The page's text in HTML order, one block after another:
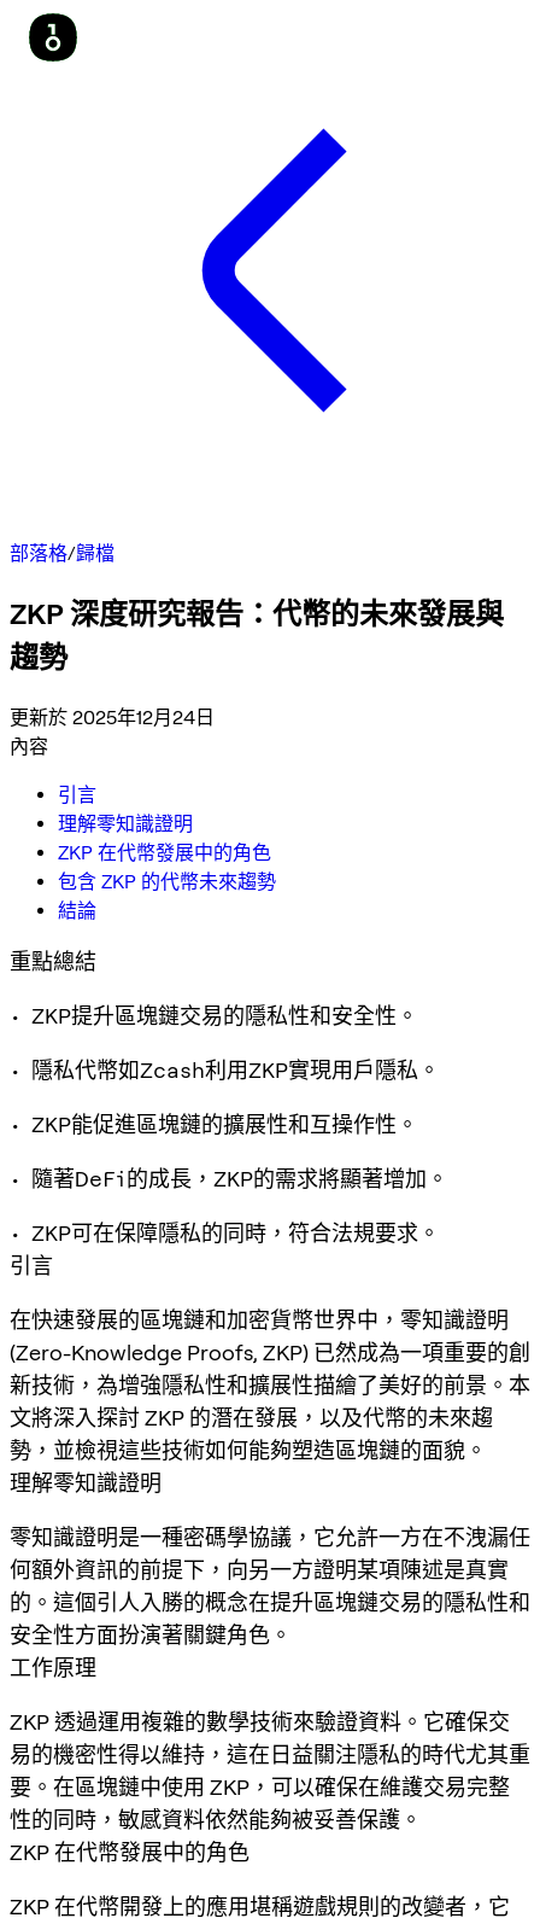
部落格/歸檔
ZKP 深度研究報告：代幣的未來發展與
趨勢
更新於 2025年12月24日
內容
引言
理解零知識證明
ZKP 在代幣發展中的角色
包含 ZKP 的代幣未來趨勢
結論
重點總結
• ZKP提升區塊鏈交易的隱私性和安全性。
• 隱私代幣如Zcash利用ZKP實現用戶隱私。
• ZKP能促進區塊鏈的擴展性和互操作性。
• 隨著DeFi的成長，ZKP的需求將顯著增加。
• ZKP可在保障隱私的同時，符合法規要求。
引言
在快速發展的區塊鏈和加密貨幣世界中，零知識證明
(Zero-Knowledge Proofs, ZKP) 已然成為一項重要的創
新技術，為增強隱私性和擴展性描繪了美好的前景。本
文將深入探討 ZKP 的潛在發展，以及代幣的未來趨
勢，並檢視這些技術如何能夠塑造區塊鏈的面貌。
理解零知識證明
零知識證明是一種密碼學協議，它允許一方在不洩漏任
何額外資訊的前提下，向另一方證明某項陳述是真實
的。這個引人入勝的概念在提升區塊鏈交易的隱私性和
安全性方面扮演著關鍵角色。
工作原理
ZKP 透過運用複雜的數學技術來驗證資料。它確保交
易的機密性得以維持，這在日益關注隱私的時代尤其重
要。在區塊鏈中使用 ZKP，可以確保在維護交易完整
性的同時，敏感資料依然能夠被妥善保護。
ZKP 在代幣發展中的角色
ZKP 在代幣開發上的應用堪稱遊戲規則的改變者，它